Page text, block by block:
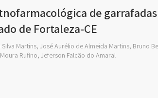
de
de Fortaleza-CE
Martins, José Aurélio de Almeida Martins, Bruno
Rufino, Jeferson Falcão do Amaral